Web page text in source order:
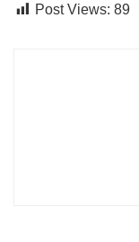
Post Views: 89